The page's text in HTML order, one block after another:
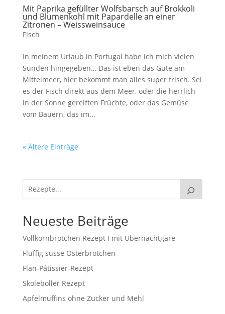
Mit Paprika gefüllter Wolfsbarsch auf Brokkoli
und Blumenkohl mit Papardelle an einer
Zitronen – Weissweinsauce
Fisch
In meinem Urlaub in Portugal habe ich mich vielen
Sünden hingegeben… Das ist eben das Gute am
Mittelmeer, hier bekommt man alles super frisch. Sei
es der Fisch direkt aus dem Meer, oder die herrlich
in der Sonne gereiften Früchte, oder das Gemüse
vom Bauern, das im...
« Ältere Einträge
Neueste Beiträge
Vollkornbrötchen Rezept I mit Übernachtgare
Fluffig süsse Osterbrötchen
Flan-Pâtissier-Rezept
Skoleboller Rezept
Apfelmuffins ohne Zucker und Mehl